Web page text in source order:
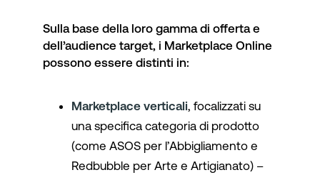
Sulla base della loro gamma di offerta e
dell’audience target, i Marketplace Online
possono essere distinti in:
Marketplace verticali, focalizzati su
una specifica categoria di prodotto
(come ASOS per l’Abbigliamento e
Redbubble per Arte e Artigianato) –